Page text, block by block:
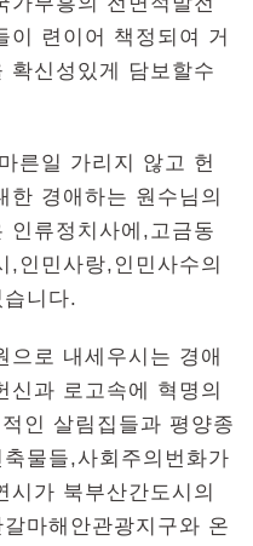
이 련이어 책정되여 거
확신성있게 담보할수
른일 가리지 않고 헌
한 경애하는 원수님의
인류정치사에,고금동
,인민사랑,인민사수의
니다.
으로 내세우시는 경애
신과 로고속에 혁명의
인 살림집들과 평양종
물들,사회주의번화가
시가 북부산간도시의
마해안관광지구와 온